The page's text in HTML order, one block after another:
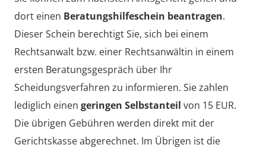
dort einen Beratungshilfeschein beantragen.
Dieser Schein berechtigt Sie, sich bei einem
Rechtsanwalt bzw. einer Rechtsanwältin in einem
ersten Beratungsgespräch über Ihr
Scheidungsverfahren zu informieren. Sie zahlen
lediglich einen geringen Selbstanteil von 15 EUR.
Die übrigen Gebühren werden direkt mit der
Gerichtskasse abgerechnet. Im Übrigen ist die